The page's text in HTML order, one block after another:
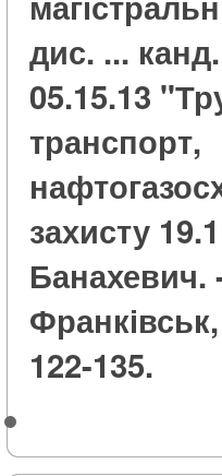
дис. ...
05.15.13
транспорт,
захисту
Банахевич.
122-135.